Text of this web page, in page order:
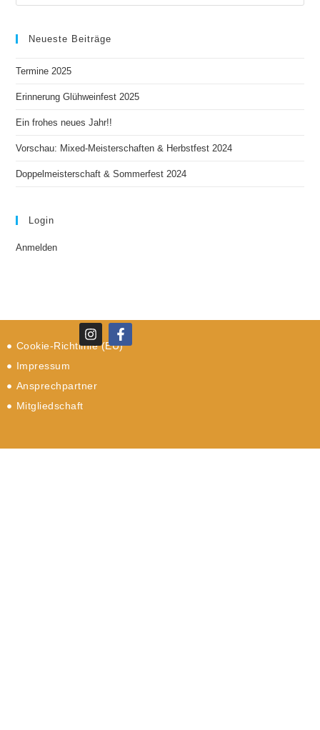
Neueste Beiträge
Termine 2025
Erinnerung Glühweinfest 2025
Ein frohes neues Jahr!!
Vorschau: Mixed-Meisterschaften & Herbstfest 2024
Doppelmeisterschaft & Sommerfest 2024
Login
Anmelden
Cookie-Richtlinie (EU)
Impressum
Ansprechpartner
Mitgliedschaft